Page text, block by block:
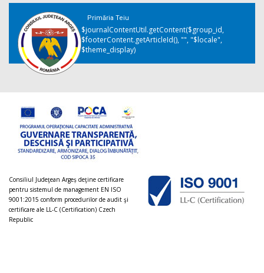
Primăria Teiu
$journalContentUtil.getContent($group_id,
$footerContent.getArticleId(), "", "$locale",
$theme_display)
Consiliul Judeţean Argeș deţine certificare
pentru sistemul de management EN ISO
9001:2015 conform procedurilor de audit şi
certificare ale LL-C (Certification) Czech
Republic